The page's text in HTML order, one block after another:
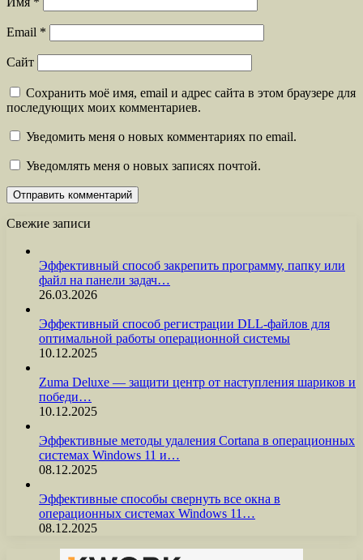
Email *
Сайт
Сохранить моё имя, email и адрес сайта в этом браузере для
последующих моих комментариев.
Уведомить меня о новых комментариях по email.
Уведомлять меня о новых записях почтой.
Свежие записи
Эффективный способ закрепить программу, папку или
файл на панели задач…
26.03.2026
Эффективный способ регистрации DLL-файлов для
оптимальной работы операционной системы
10.12.2025
Zuma Deluxe — защити центр от наступления шариков и
победи…
10.12.2025
Эффективные методы удаления Cortana в операционных
системах Windows 11 и…
08.12.2025
Эффективные способы свернуть все окна в
операционных системах Windows 11…
08.12.2025